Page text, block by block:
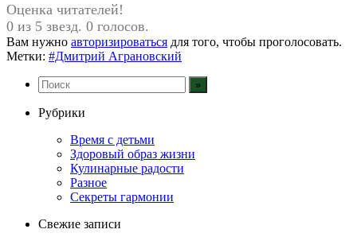
Оценка читателей!
0 из 5 звезд. 0 голосов.
Вам нужно авторизироваться для того, чтобы проголосовать.
Метки: #Дмитрий Аграновский
Рубрики
Время с детьми
Здоровый образ жизни
Кулинарные радости
Разное
Секреты гармонии
Свежие записи